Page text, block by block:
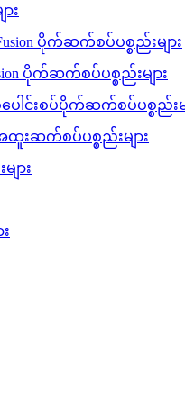
း
Fusion ပိုက်ဆက်စပ်ပစ္စည်းများ
ပိုက်ဆက်စပ်ပစ္စည်းများ
ပေါင်းစပ်ပိုက်ဆက်စပ်ပစ္စည်းမ
အထူးဆက်စပ်ပစ္စည်းများ
ား